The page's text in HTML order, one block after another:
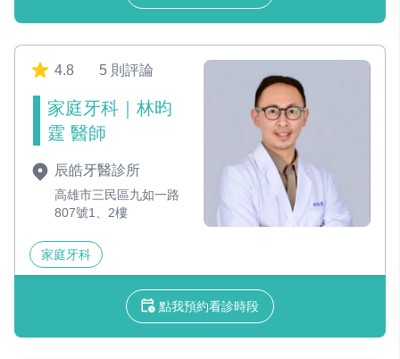
4.8 5 則評論
家庭牙科｜林昀
霆 醫師
辰皓牙醫診所
高雄市三民區九如一路
807號1、2樓
家庭牙科
點我預約看診時段